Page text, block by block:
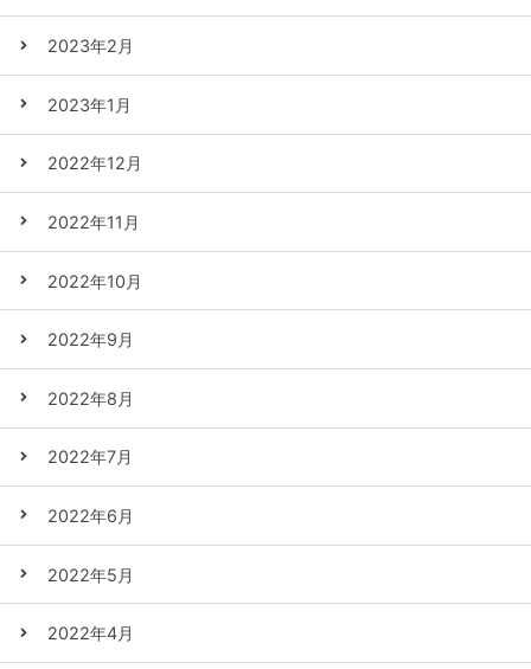
2023年2月
2023年1月
2022年12月
2022年11月
2022年10月
2022年9月
2022年8月
2022年7月
2022年6月
2022年5月
2022年4月